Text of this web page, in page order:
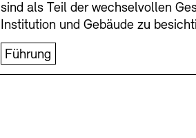
sind als Teil der wechselvollen
Institution und Gebäude zu
Führung